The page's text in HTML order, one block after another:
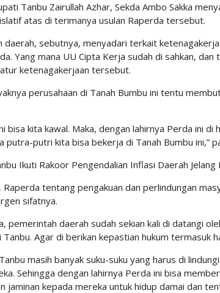
Tanbu Zairullah Azhar, Sekda Ambo Sakka
atas di terimanya usulan Raperda tersebut.
daerah, sebutnya, menyadari terkait
Yang mana UU Cipta Kerja sudah di sahkan,
ketenagakerjaan tersebut.
perusahaan di Tanah Bumbu ini tentu
bisa kita kawal. Maka, dengan lahirnya Perda ini
putra-putri kita bisa bekerja di Tanah Bumbu ini,”
Ikuti Rakoor Pengendalian Inflasi Daerah Jelang
Raperda tentang pengakuan dan perlindungan
sifatnya.
pemerintah daerah sudah sekian kali di datangi
Tanbu. Agar di berikan kepastian hukum termasuk
masih banyak suku-suku yang harus di
Sehingga dengan lahirnya Perda ini bisa
jaminan kepada mereka untuk hidup damai dan